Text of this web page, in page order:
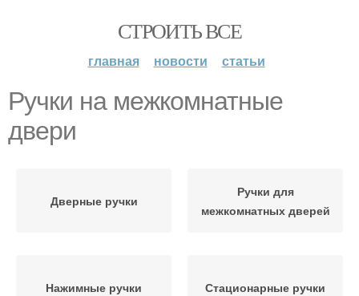
СТРОИТЬ ВСЕ
главная новости статьи
Ручки на межкомнатные
двери
Дверные ручки
Ручки для
межкомнатных дверей
Нажимные ручки Стационарные ручки